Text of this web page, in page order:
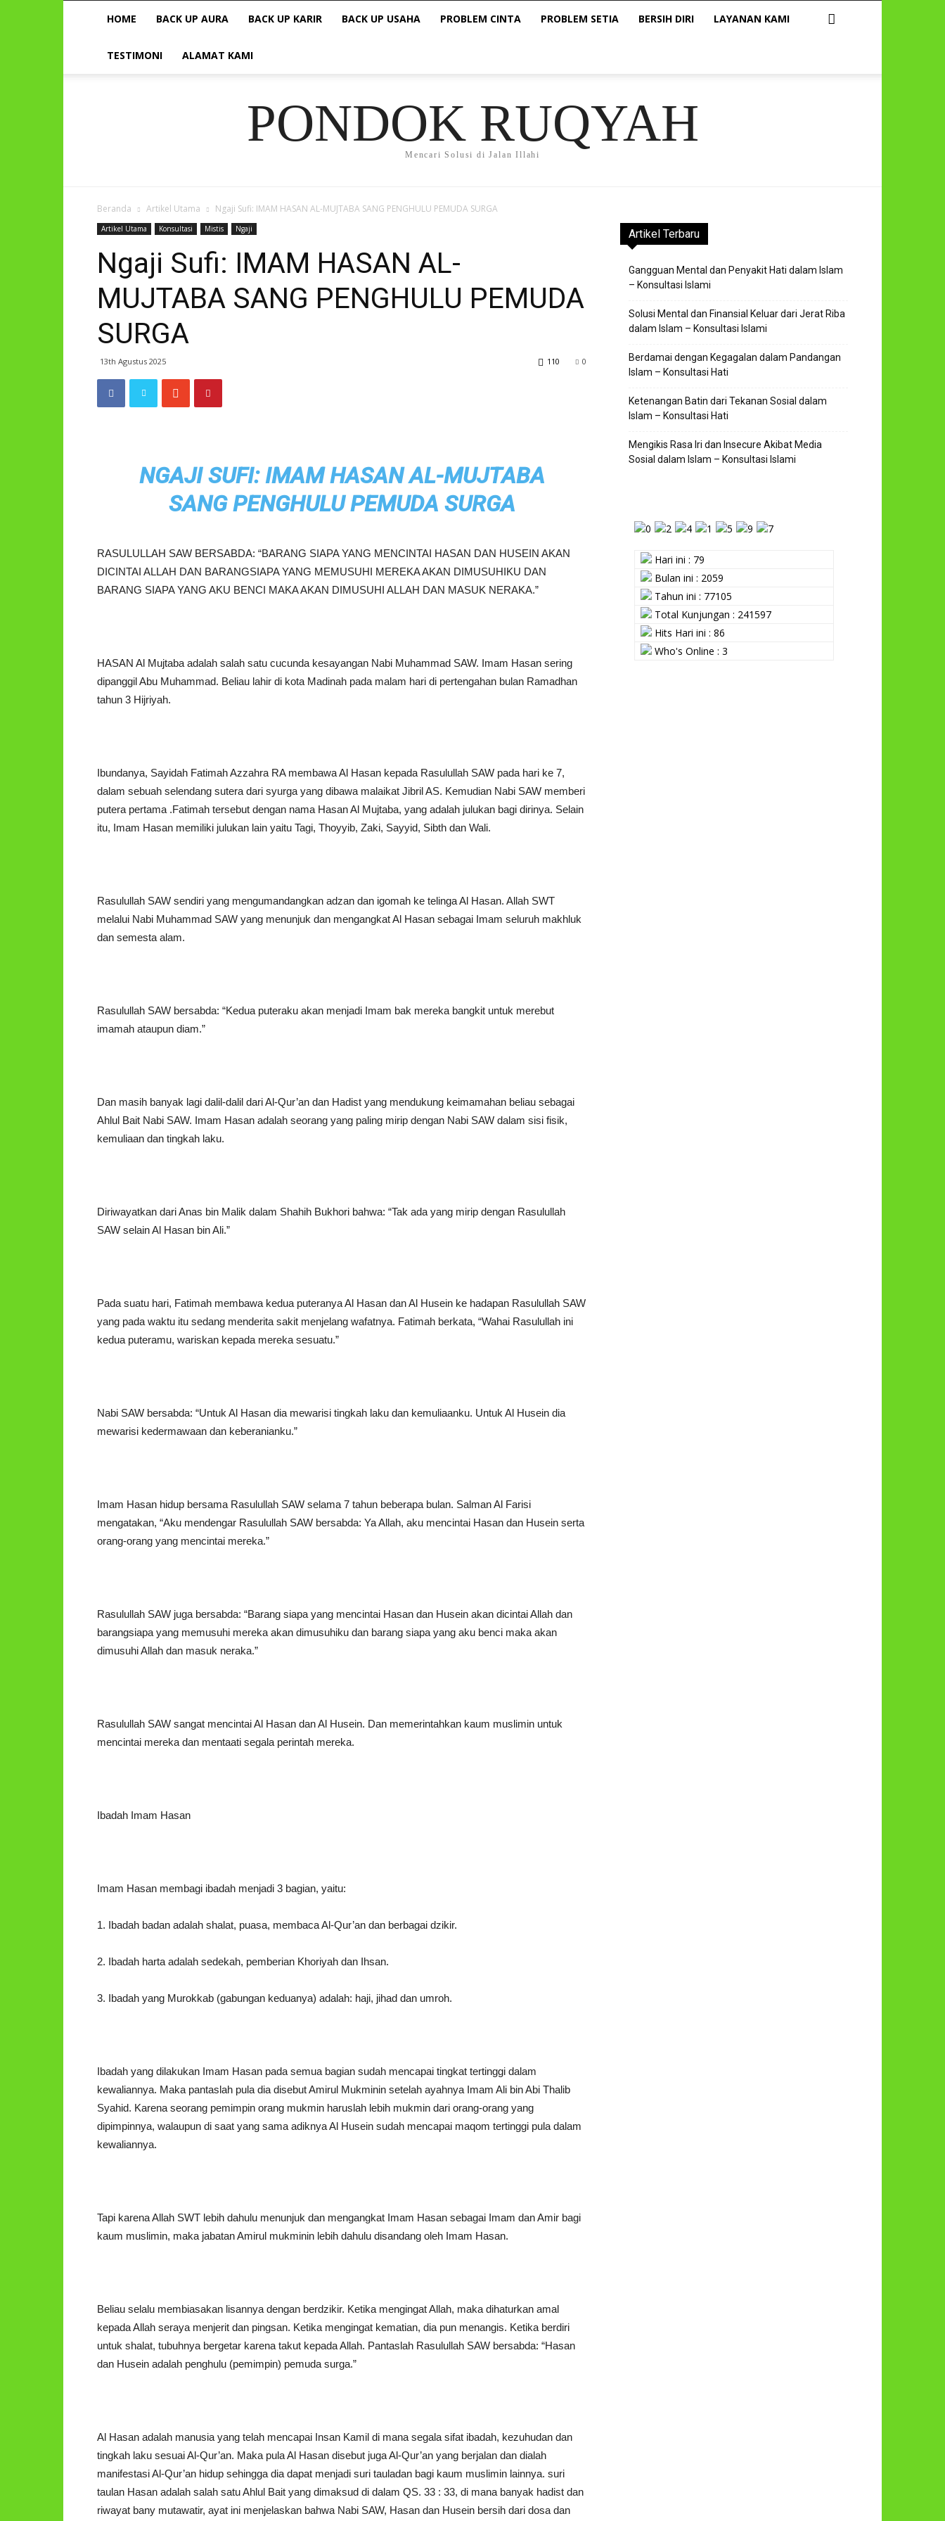
HOME BACK UP AURA BACK UP KARIR BACK UP USAHA PROBLEM CINTA PROBLEM SETIA BERSIH DIRI LAYANAN KAMI
TESTIMONI ALAMAT KAMI
PONDOK RUQYAH
Mencari Solusi di Jalan Illahi
Beranda Artikel Utama Ngaji Sufi: IMAM HASAN AL-MUJTABA SANG PENGHULU PEMUDA SURGA
Artikel Utama Konsultasi Mistis Ngaji
Ngaji Sufi: IMAM HASAN AL-
MUJTABA SANG PENGHULU PEMUDA
SURGA
13th Agustus 2025 0
110
NGAJI SUFI: IMAM HASAN AL-MUJTABA
SANG PENGHULU PEMUDA SURGA
RASULULLAH SAW BERSABDA: “BARANG SIAPA YANG MENCINTAI HASAN DAN HUSEIN AKAN
DICINTAI ALLAH DAN BARANGSIAPA YANG MEMUSUHI MEREKA AKAN DIMUSUHIKU DAN
BARANG SIAPA YANG AKU BENCI MAKA AKAN DIMUSUHI ALLAH DAN MASUK NERAKA.”
HASAN Al Mujtaba adalah salah satu cucunda kesayangan Nabi Muhammad SAW. Imam Hasan sering
dipanggil Abu Muhammad. Beliau lahir di kota Madinah pada malam hari di pertengahan bulan Ramadhan
tahun 3 Hijriyah.
Ibundanya, Sayidah Fatimah Azzahra RA membawa Al Hasan kepada Rasulullah SAW pada hari ke 7,
dalam sebuah selendang sutera dari syurga yang dibawa malaikat Jibril AS. Kemudian Nabi SAW memberi
putera pertama .Fatimah tersebut dengan nama Hasan Al Mujtaba, yang adalah julukan bagi dirinya. Selain
itu, Imam Hasan memiliki julukan lain yaitu Tagi, Thoyyib, Zaki, Sayyid, Sibth dan Wali.
Rasulullah SAW sendiri yang mengumandangkan adzan dan igomah ke telinga Al Hasan. Allah SWT
melalui Nabi Muhammad SAW yang menunjuk dan mengangkat Al Hasan sebagai Imam seluruh makhluk
dan semesta alam.
Rasulullah SAW bersabda: “Kedua puteraku akan menjadi Imam bak mereka bangkit untuk merebut
imamah ataupun diam.”
Dan masih banyak lagi dalil-dalil dari Al-Qur’an dan Hadist yang mendukung keimamahan beliau sebagai
Ahlul Bait Nabi SAW. Imam Hasan adalah seorang yang paling mirip dengan Nabi SAW dalam sisi fisik,
kemuliaan dan tingkah laku.
Diriwayatkan dari Anas bin Malik dalam Shahih Bukhori bahwa: “Tak ada yang mirip dengan Rasulullah
SAW selain Al Hasan bin Ali.”
Pada suatu hari, Fatimah membawa kedua puteranya Al Hasan dan Al Husein ke hadapan Rasulullah SAW
yang pada waktu itu sedang menderita sakit menjelang wafatnya. Fatimah berkata, “Wahai Rasulullah ini
kedua puteramu, wariskan kepada mereka sesuatu.”
Nabi SAW bersabda: “Untuk Al Hasan dia mewarisi tingkah laku dan kemuliaanku. Untuk Al Husein dia
mewarisi kedermawaan dan keberanianku.”
Imam Hasan hidup bersama Rasulullah SAW selama 7 tahun beberapa bulan. Salman Al Farisi
mengatakan, “Aku mendengar Rasulullah SAW bersabda: Ya Allah, aku mencintai Hasan dan Husein serta
orang-orang yang mencintai mereka.”
Rasulullah SAW juga bersabda: “Barang siapa yang mencintai Hasan dan Husein akan dicintai Allah dan
barangsiapa yang memusuhi mereka akan dimusuhiku dan barang siapa yang aku benci maka akan
dimusuhi Allah dan masuk neraka.”
Rasulullah SAW sangat mencintai Al Hasan dan Al Husein. Dan memerintahkan kaum muslimin untuk
mencintai mereka dan mentaati segala perintah mereka.
Ibadah Imam Hasan
Imam Hasan membagi ibadah menjadi 3 bagian, yaitu:
1. Ibadah badan adalah shalat, puasa, membaca Al-Qur’an dan berbagai dzikir.
2. Ibadah harta adalah sedekah, pemberian Khoriyah dan Ihsan.
3. Ibadah yang Murokkab (gabungan keduanya) adalah: haji, jihad dan umroh.
Ibadah yang dilakukan Imam Hasan pada semua bagian sudah mencapai tingkat tertinggi dalam
kewaliannya. Maka pantaslah pula dia disebut Amirul Mukminin setelah ayahnya Imam Ali bin Abi Thalib
Syahid. Karena seorang pemimpin orang mukmin haruslah lebih mukmin dari orang-orang yang
dipimpinnya, walaupun di saat yang sama adiknya Al Husein sudah mencapai maqom tertinggi pula dalam
kewaliannya.
Tapi karena Allah SWT lebih dahulu menunjuk dan mengangkat Imam Hasan sebagai Imam dan Amir bagi
kaum muslimin, maka jabatan Amirul mukminin lebih dahulu disandang oleh Imam Hasan.
Beliau selalu membiasakan lisannya dengan berdzikir. Ketika mengingat Allah, maka dihaturkan amal
kepada Allah seraya menjerit dan pingsan. Ketika mengingat kematian, dia pun menangis. Ketika berdiri
untuk shalat, tubuhnya bergetar karena takut kepada Allah. Pantaslah Rasulullah SAW bersabda: “Hasan
dan Husein adalah penghulu (pemimpin) pemuda surga.”
Al Hasan adalah manusia yang telah mencapai Insan Kamil di mana segala sifat ibadah, kezuhudan dan
tingkah laku sesuai Al-Qur’an. Maka pula Al Hasan disebut juga Al-Qur’an yang berjalan dan dialah
manifestasi Al-Qur’an hidup sehingga dia dapat menjadi suri tauladan bagi kaum muslimin lainnya. suri
taulan Hasan adalah salah satu Ahlul Bait yang dimaksud di dalam QS. 33 : 33, di mana banyak hadist dan
riwayat bany mutawatir, ayat ini menjelaskan bahwa Nabi SAW, Hasan dan Husein bersih dari dosa dan
Artikel Terbaru
Gangguan Mental dan Penyakit Hati dalam Islam
– Konsultasi Islami
Solusi Mental dan Finansial Keluar dari Jerat Riba
dalam Islam – Konsultasi Islami
Berdamai dengan Kegagalan dalam Pandangan
Islam – Konsultasi Hati
Ketenangan Batin dari Tekanan Sosial dalam
Islam – Konsultasi Hati
Mengikis Rasa Iri dan Insecure Akibat Media
Sosial dalam Islam – Konsultasi Islami
Hari ini : 79
Bulan ini : 2059
Tahun ini : 77105
Total Kunjungan : 241597
Hits Hari ini : 86
Who's Online : 3